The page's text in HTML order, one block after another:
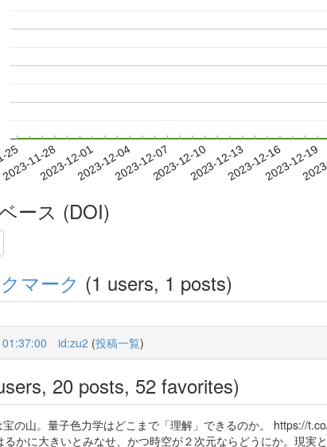
25
2023-11-282023-12-012023-12-042023-12-072023-12-102023-12-132023-12-162023-12-19
ース (DOI)
マーク (1 users, 1 posts)
id:zu2 (投稿一覧)
20 posts, 52 favorites)
宝の山。量子色力学はどこまで「理解」できるのか。 https://
かに大きいとみなせ、かつ時空が２次元ならどうにか。現実